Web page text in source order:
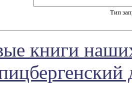
Тип
книги